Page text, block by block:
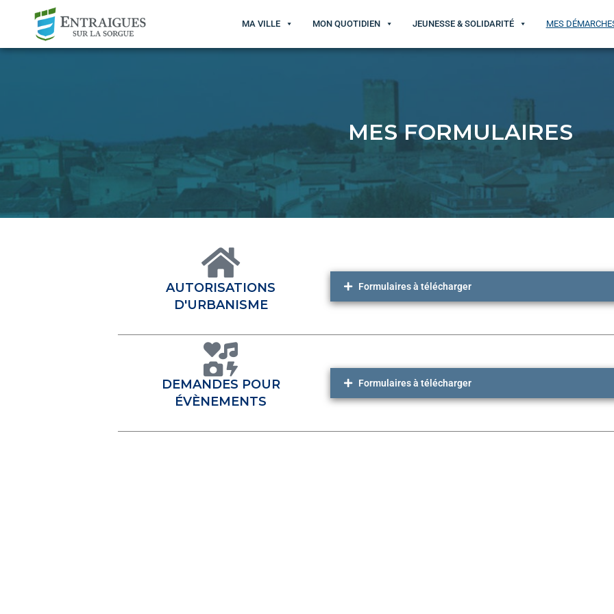
MA VILLE MON QUOTIDIEN JEUNESSE & SOLIDARITÉ MES
MES FORMULAIRES
AUTORISATIONS
D'URBANISME
Formulaires à télécharger
DEMANDES POUR
ÉVÈNEMENTS
Formulaires à télécharger